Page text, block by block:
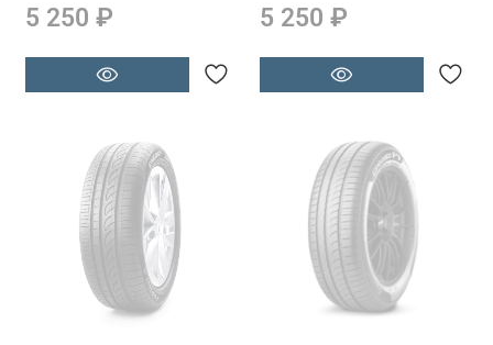
5 250 ₽ 5 250 ₽